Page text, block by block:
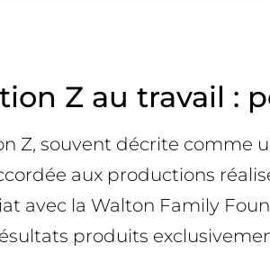
Z au travail :
Z, souvent décrite comme
aux productions
avec la Walton Family
produits